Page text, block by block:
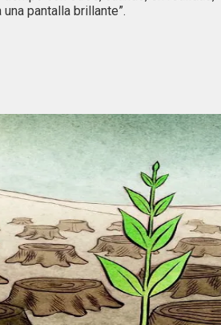
pantalla brillante”.